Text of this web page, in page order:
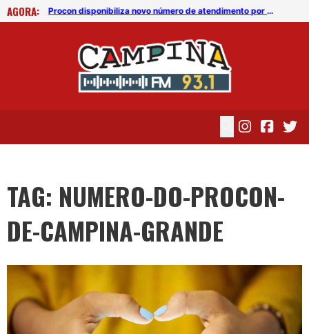
AGORA:
Procon disponibiliza novo número de atendimento por WhatsApp Procon disponibiliza novo número de atendimento por WhatsApp
TAG: NUMERO-DO-PROCON-
DE-CAMPINA-GRANDE